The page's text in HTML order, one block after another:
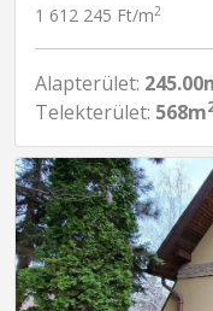
1 612 245 Ft/m2
Alapterület:
Telekterület: 568m